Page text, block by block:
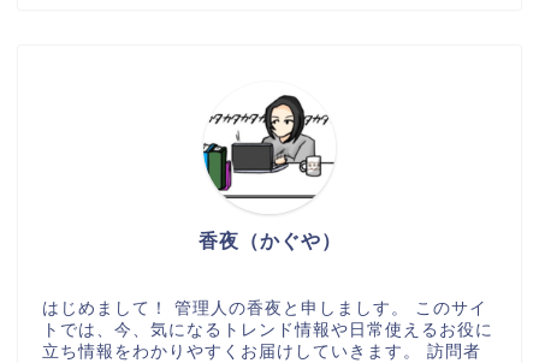
香夜（かぐや）
はじめまして！ 管理人の香夜と申しましす。 このサイ
トでは、今、気になるトレンド情報や日常使えるお役に
立ち情報をわかりやすくお届けしていきます。 訪問者